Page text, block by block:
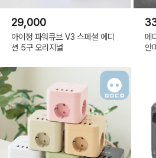
29,000
아이정 파워큐브 V3 스페셜 에디
션 5구 오리지널
메
안